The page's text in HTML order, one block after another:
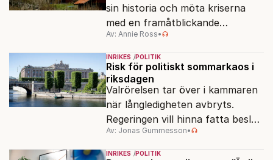
sin historia och möta kriserna
med en framåtblickande
strukturpolitik för att göra
Sverige långsiktigt hållbart,
jämlikt och kriståligt.
Av: Annie Ross•
INRIKES POLITIK
Risk för politiskt sommarkaos i
riksdagen
Valrörelsen tar över i kammaren
när långledigheten avbryts.
Regeringen vill hinna fatta beslut
före valet – men oppositionen
ser sin chans att pressa
Av: Jonas Gummesson•
INRIKES POLITIK